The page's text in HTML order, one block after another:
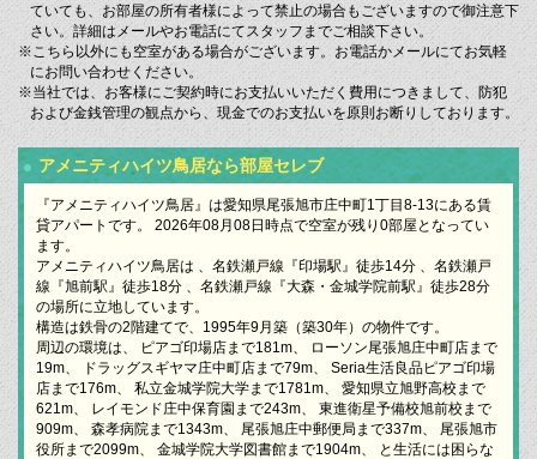
ていても、お部屋の所有者様によって禁止の場合もございますので御注意下
さい。詳細はメールやお電話にてスタッフまでご相談下さい。
※こちら以外にも空室がある場合がございます。お電話かメールにてお気軽
にお問い合わせください。
※当社では、お客様にご契約時にお支払いいただく費用につきまして、防犯
および金銭管理の観点から、現金でのお支払いを原則お断りしております。
アメニティハイツ鳥居なら部屋セレブ
『アメニティハイツ鳥居』は愛知県尾張旭市庄中町1丁目8-13にある賃
貸アパートです。 2026年08月08日時点で空室が残り0部屋となってい
ます。
アメニティハイツ鳥居は 、名鉄瀬戸線『印場駅』徒歩14分 、名鉄瀬戸
線『旭前駅』徒歩18分 、名鉄瀬戸線『大森・金城学院前駅』徒歩28分
の場所に立地しています。
構造は鉄骨の2階建てで、1995年9月築（築30年）の物件です。
周辺の環境は、 ピアゴ印場店まで181m、 ローソン尾張旭庄中町店まで
19m、 ドラッグスギヤマ庄中町店まで79m、 Seria生活良品ピアゴ印場
店まで176m、 私立金城学院大学まで1781m、 愛知県立旭野高校まで
621m、 レイモンド庄中保育園まで243m、 東進衛星予備校旭前校まで
909m、 森孝病院まで1343m、 尾張旭庄中郵便局まで337m、 尾張旭市
役所まで2099m、 金城学院大学図書館まで1904m、 と生活には困らな